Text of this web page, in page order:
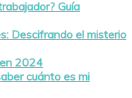
Guía
Descifrando el misterio
2024
cuánto es mi